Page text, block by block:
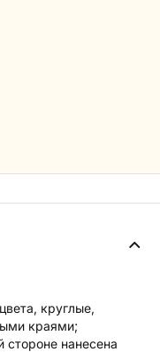
круглые,
краями;
стороне нанесена